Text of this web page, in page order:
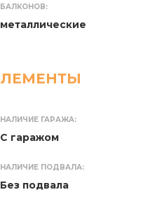
БАЛКОНОВ:
металлические
НАЛИЧИЕ ГАРАЖА:
С гаражом
НАЛИЧИЕ ПОДВАЛА:
Без подвала